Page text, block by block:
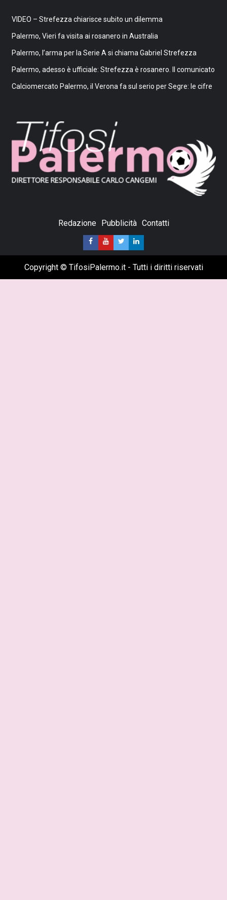
VIDEO – Strefezza chiarisce subito un dilemma
Palermo, Vieri fa visita ai rosanero in Australia
Palermo, l’arma per la Serie A si chiama Gabriel Strefezza
Palermo, adesso è ufficiale: Strefezza è rosanero. Il comunicato
Calciomercato Palermo, il Verona fa sul serio per Segre: le cifre
Redazione Pubblicità Contatti
Copyright © TifosiPalermo.it - Tutti i diritti riservati